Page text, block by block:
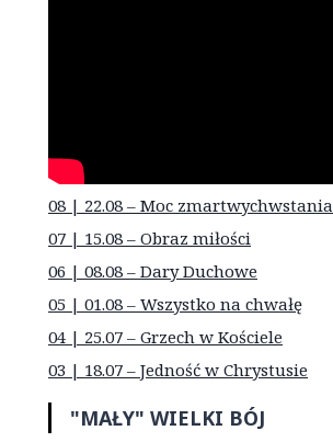
08 | 22.08 – Moc zmartwychwstania
07 | 15.08 – Obraz miłości
06 | 08.08 – Dary Duchowe
05 | 01.08 – Wszystko na chwałę
04 | 25.07 – Grzech w Kościele
03 | 18.07 – Jedność w Chrystusie
"MAŁY" WIELKI BÓJ